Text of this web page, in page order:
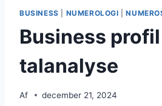
BUSINESS NUMEROLOGI |
Business
talanalyse
Af december 21, 2024